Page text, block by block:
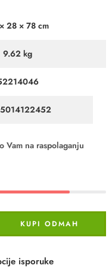
28 × 78 cm
9.62 kg
Vam na raspolaganju
KUPI ODMAH
isporuke